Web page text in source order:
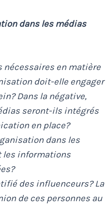
dans les médias
nécessaires en matière
doit-elle engager
Dans la négative,
seront-ils intégrés
en place?
dans les
les informations
des influenceurs? La
de ces personnes au